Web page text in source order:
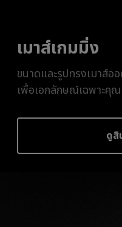
เมาส์เกมมิ่ง
ขนาดและรูปทรงเมาส์อ
เพื่อเอกลักษณ์เฉพาะคุณ
ดูสิ